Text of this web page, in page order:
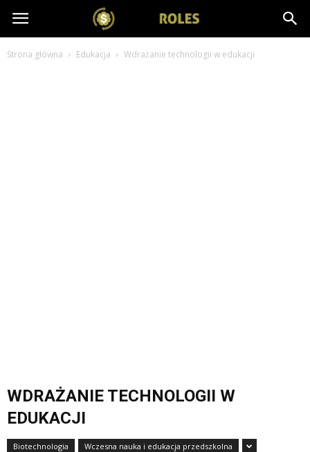
salesroles.pl
Strona główna Edukacja Wdrażanie technologii w edukacji
WDRAŻANIE TECHNOLOGII W
EDUKACJI
Biotechnologia Wczesna nauka i edukacja przedszkolna